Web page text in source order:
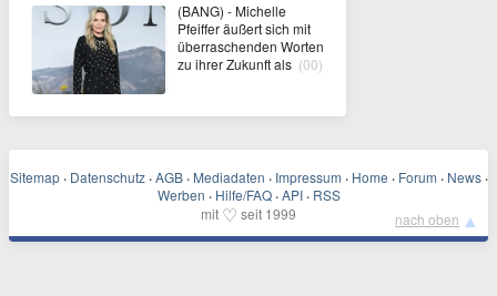
(BANG) - Michelle
Pfeiffer äußert sich mit
überraschenden Worten
zu ihrer Zukunft als (00)
Sitemap · Datenschutz · AGB · Mediadaten · Impressum · Home · Forum · News ·
Werben · Hilfe/FAQ · API · RSS
mit ♡ seit 1999 nach oben ▲